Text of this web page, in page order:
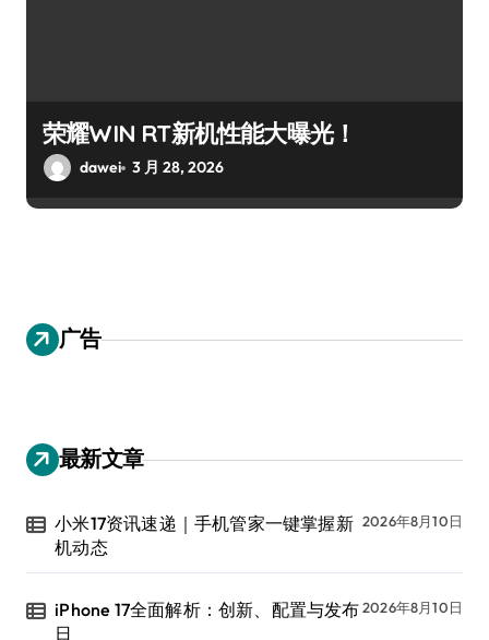
荣耀WIN RT新机性能大曝光！
dawei 3 月 28, 2026
广告
最新文章
小米17资讯速递｜手机管家一键掌握新
机动态
2026年8月10日
iPhone 17全面解析：创新、配置与发布
日
2026年8月10日